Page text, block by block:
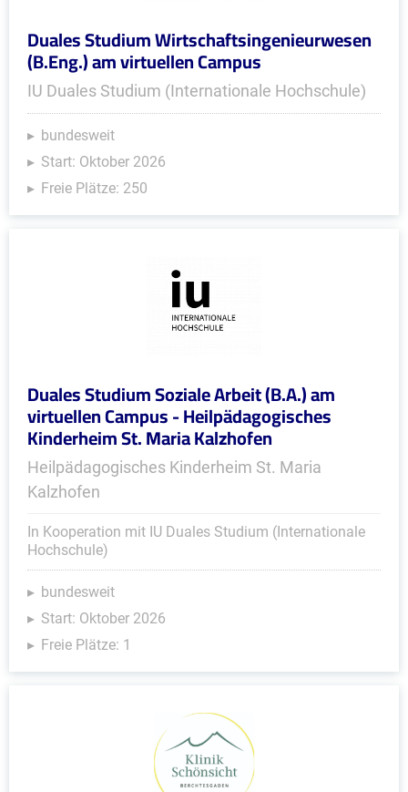
Duales Studium Wirtschaftsingenieurwesen
(B.Eng.) am virtuellen Campus
IU Duales Studium (Internationale Hochschule)
bundesweit
Start: Oktober 2026
Freie Plätze: 250
Duales Studium Soziale Arbeit (B.A.) am
virtuellen Campus - Heilpädagogisches
Kinderheim St. Maria Kalzhofen
Heilpädagogisches Kinderheim St. Maria
Kalzhofen
In Kooperation mit IU Duales Studium (Internationale
Hochschule)
bundesweit
Start: Oktober 2026
Freie Plätze: 1